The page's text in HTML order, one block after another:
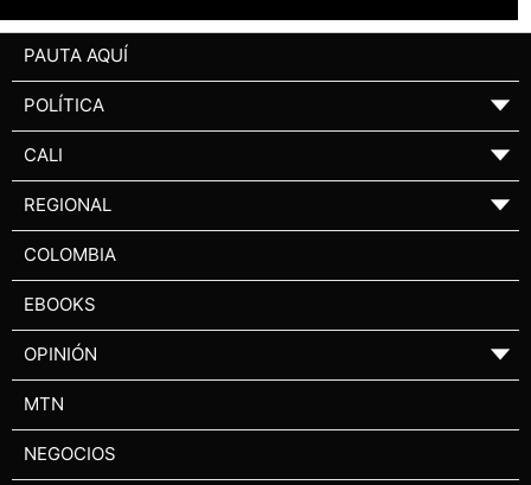
PAUTA AQUÍ
POLÍTICA ▼
CALI ▼
REGIONAL ▼
COLOMBIA
EBOOKS
OPINIÓN ▼
MTN
NEGOCIOS